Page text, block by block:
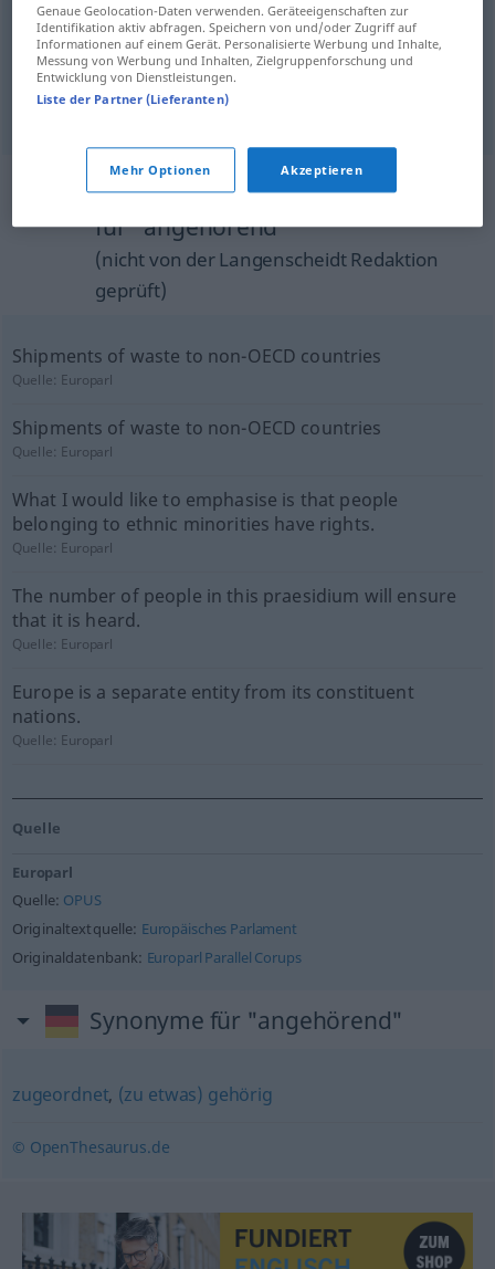
High-Church (ATTR)
derHochkircheangehörend
Anglo-Catholic
Beispielsätze aus externen Quellen
für "angehörend"
(nicht von der Langenscheidt Redaktion
geprüft)
Shipments of waste to non-OECD countries
Quelle: Europarl
Shipments of waste to non-OECD countries
Quelle: Europarl
What I would like to emphasise is that people
belonging to ethnic minorities have rights.
Quelle: Europarl
The number of people in this praesidium will ensure
that it is heard.
Quelle: Europarl
Europe is a separate entity from its constituent
nations.
Quelle: Europarl
Quelle
Europarl
Quelle: OPUS
Originaltextquelle: Europäisches Parlament
Originaldatenbank: Europarl Parallel Corups
Synonyme für "angehörend"
zugeordnet, (zu etwas) gehörig
© OpenThesaurus.de
Genaue Geolocation-Daten verwenden. Geräteeigenschaften zur
Identifikation aktiv abfragen. Speichern von und/oder Zugriff auf
Informationen auf einem Gerät. Personalisierte Werbung und Inhalte,
Messung von Werbung und Inhalten, Zielgruppenforschung und
Entwicklung von Dienstleistungen.
Liste der Partner (Lieferanten)
Mehr Optionen Akzeptieren